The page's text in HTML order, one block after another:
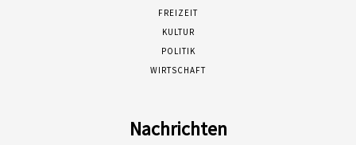
FREIZEIT
KULTUR
POLITIK
WIRTSCHAFT
Nachrichten